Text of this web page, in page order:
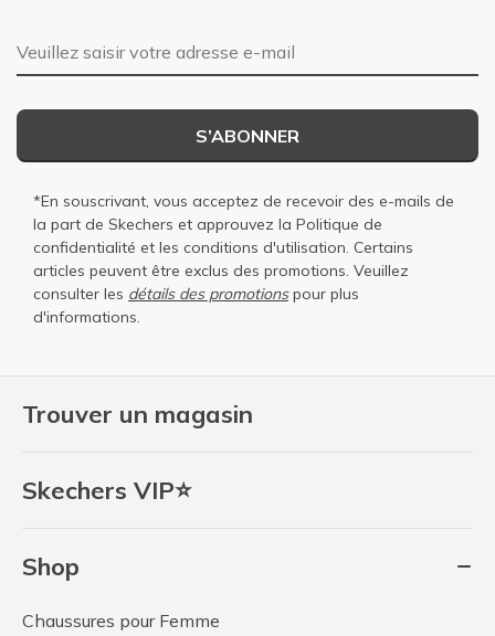
Trouver un magasin
Skechers VIP⭐
Shop
Chaussures pour Femme
Adresse e-mail
S’ABONNER
*En souscrivant, vous acceptez de recevoir des e-mails de
la part de Skechers et approuvez la Politique de
confidentialité et les conditions d'utilisation. Certains
articles peuvent être exclus des promotions. Veuillez
consulter les détails des promotionspour plus
d'informations.